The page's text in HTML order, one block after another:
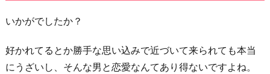
いかがでしたか？
好かれてるとか勝手な思い込みで近づいて来られても本当
にうざいし、そんな男と恋愛なんてあり得ないですよね。